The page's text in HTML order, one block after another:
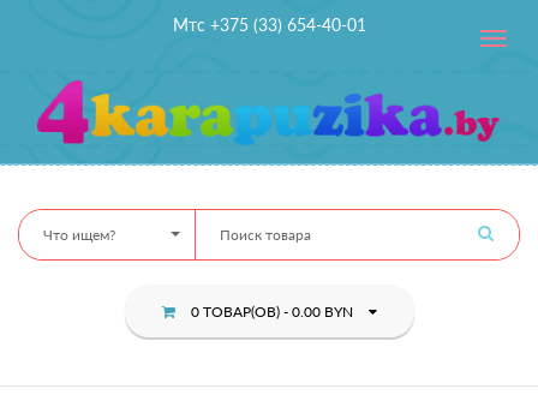
Мтс +375 (33) 654-40-01
Toggle
Что ищем?
0 ТОВАР(ОВ) - 0.00 BYN